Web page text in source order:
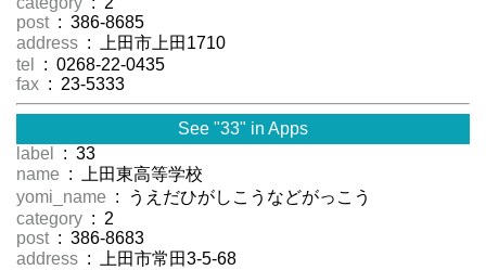
post : 386-8685
address : 上田市上田1710
tel
: 0268-22-0435
fax : 23-5333
See "33" in Apps
label
: 33
name : 上田東高等学校
yomi_name : うえだひがしこうなどがっこう
category : 2
post : 386-8683
address : 上田市常田3-5-68